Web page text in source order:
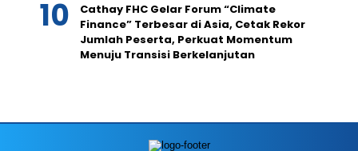
Cathay FHC Gelar Forum “Climate
Finance” Terbesar di Asia, Cetak Rekor
Jumlah Peserta, Perkuat Momentum
Menuju Transisi Berkelanjutan